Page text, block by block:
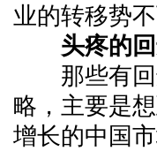
业的转移势
头疼的
那些有回
略，主要是
增长的中国